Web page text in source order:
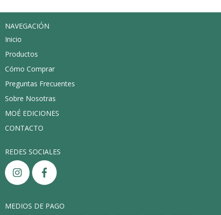
NAVEGACIÓN
Inicio
Productos
Cómo Comprar
Preguntas Frecuentes
Sobre Nosotras
MOÉ EDICIONES
CONTACTO
REDES SOCIALES
MEDIOS DE PAGO